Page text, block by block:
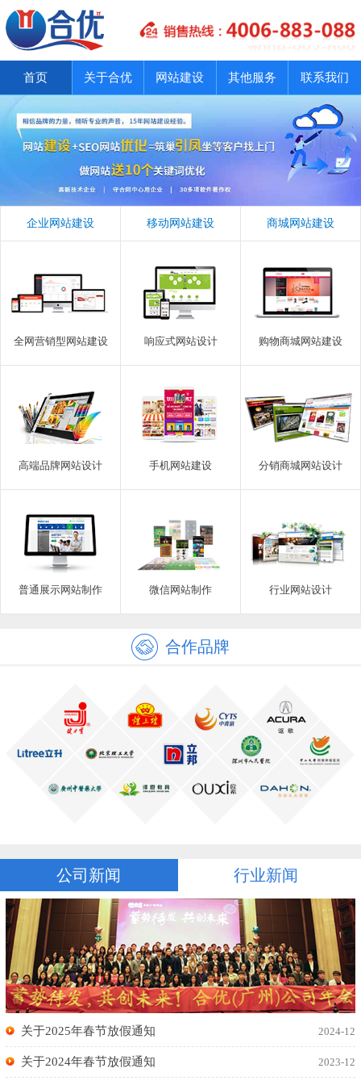
首页 关于合优 网站建设 其他服务 联系我们
企业网站建设 移动网站建设 商城网站建设
全网营销型网站建设 响应式网站设计 购物商城网站建设
高端品牌网站设计 手机网站建设 分销商城网站设计
普通展示网站制作 微信网站制作 行业网站设计
合作品牌
公司新闻 行业新闻
关于2025年春节放假通知 2024-12
关于2024年春节放假通知 2023-12